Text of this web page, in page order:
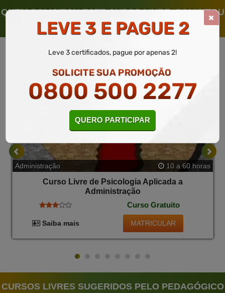
QUEM SOLICITOU ESTE CURSO LIVRE, SOLICITOU
TAMBÉM
Administração 10 a 60 horas
Curso Livre de Psicologia Aplicada a
Administração
Curso Gratuito
Saiba mais MATRICULAR
CURSOS LIVRES SUGERIDOS PELO PEDAGÓGICO
LEVE 3 E PAGUE 2
Leve 3 certificados, pague por apenas 2!
SOLICITE SUA PROMOÇÃO
0800 500 2277
QUERO PARTICIPAR